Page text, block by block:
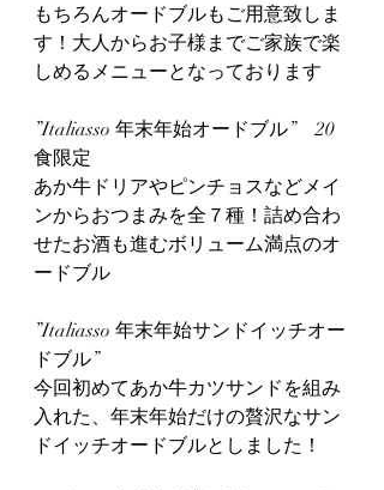
もちろんオードブルもご用意致しま
す！大人からお子様までご家族で楽
しめるメニューとなっております
”Italiasso 年末年始オードブル”　20
食限定
あか牛ドリアやピンチョスなどメイ
ンからおつまみを全７種！詰め合わ
せたお酒も進むボリューム満点のオ
ードブル
”Italiasso 年末年始サンドイッチオー
ドブル”
今回初めてあか牛カツサンドを組み
入れた、年末年始だけの贅沢なサン
ドイッチオードブルとしました！